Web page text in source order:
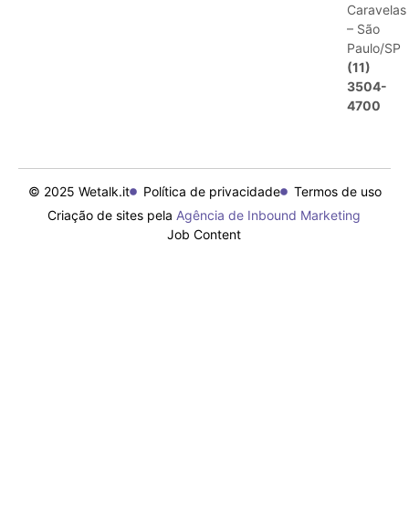
Caravelas
– São
Paulo/SP
(11)
3504-
4700
© 2025 Wetalk.it Política de privacidade
Termos de uso
Criação de sites pelaAgência de Inbound Marketing
Job Content